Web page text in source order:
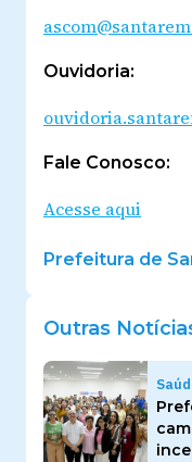
Ouvidoria:
Fale Conosco:
Acesse aqui
Prefeitura de
Outras